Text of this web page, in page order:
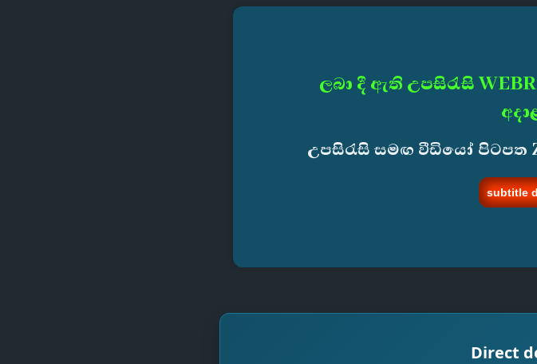
ලබා දී ඇති උපසිරැසි
උපසිරැසි සමඟ වීඩියෝ
subtitle
Direct